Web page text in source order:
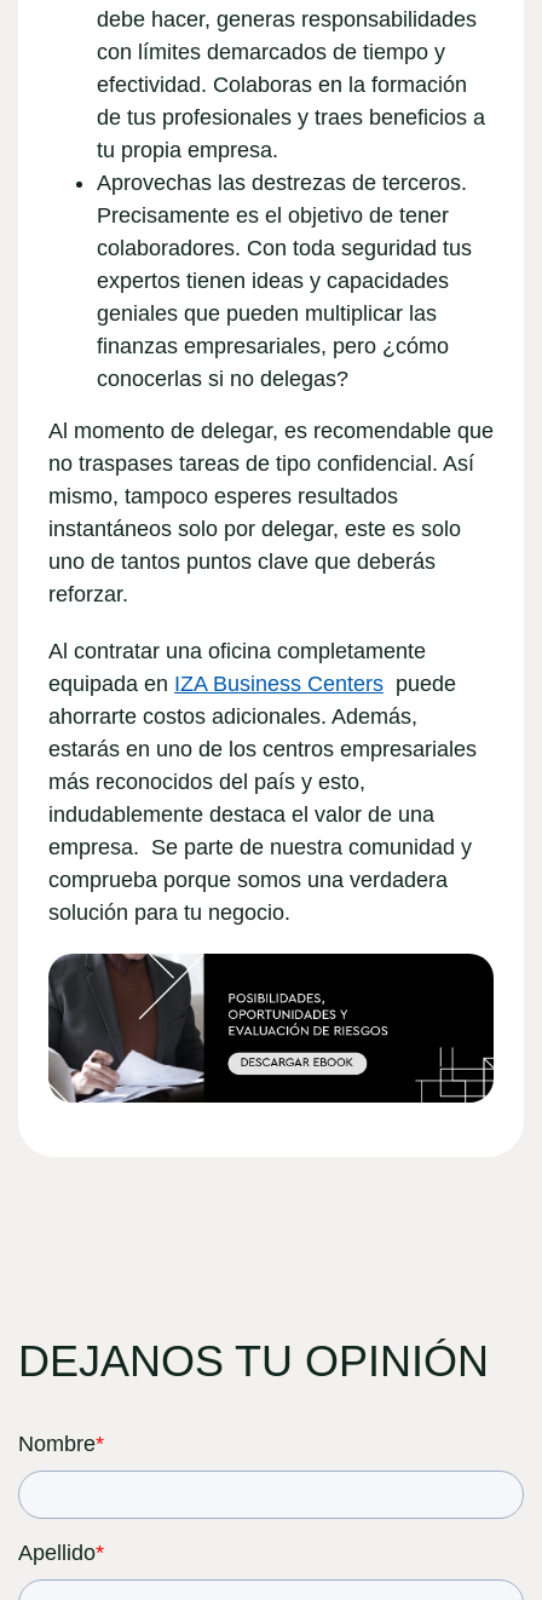
debe hacer, generas responsabilidades
con límites demarcados de tiempo y
efectividad. Colaboras en la formación
de tus profesionales y traes beneficios a
tu propia empresa.
Aprovechas las destrezas de terceros.
Precisamente es el objetivo de tener
colaboradores. Con toda seguridad tus
expertos tienen ideas y capacidades
geniales que pueden multiplicar las
finanzas empresariales, pero ¿cómo
conocerlas si no delegas?
Al momento de delegar, es recomendable que
no traspases tareas de tipo confidencial. Así
mismo, tampoco esperes resultados
instantáneos solo por delegar, este es solo
uno de tantos puntos clave que deberás
reforzar.
Al contratar una oficina completamente
equipada en IZA Business Centers puede
ahorrarte costos adicionales. Además,
estarás en uno de los centros empresariales
más reconocidos del país y esto,
indudablemente destaca el valor de una
empresa. Se parte de nuestra comunidad y
comprueba porque somos una verdadera
solución para tu negocio.
DEJANOS TU OPINIÓN
Nombre*
Apellido*